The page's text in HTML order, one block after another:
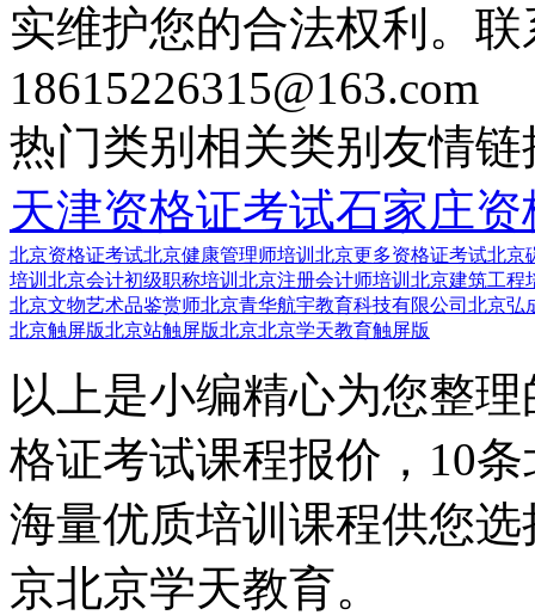
实维护您的合法权利。
18615226315@163.com
热门类别 相关类别 友情链
天津资格证考试石家庄
北京资格证考试北京健康管理师培训 北京更多资格证考试北京
培训 北京会计初级职称培训 北京注册会计师培训 北京建筑工程
北京文物艺术品鉴赏师北京青华航宇教育科技有限公司 北京弘
北京触屏版北京站触屏版北京北京学天教育触屏版
以上是小编精心为您整
格证考试课程报价，10
海量优质培训课程供您
京北京学天教育。